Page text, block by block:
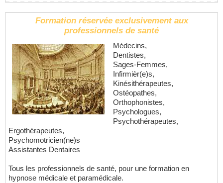
Formation réservée exclusivement aux
professionnels de santé
Médecins,
Dentistes,
Sages-Femmes,
Infirmièr(e)s,
Kinésithérapeutes,
Ostéopathes,
Orthophonistes,
Psychologues,
Psychothérapeutes,
Ergothérapeutes,
Psychomotricien(ne)s
Assistantes Dentaires
Tous les professionnels de santé, pour une formation en
hypnose médicale et paramédicale.